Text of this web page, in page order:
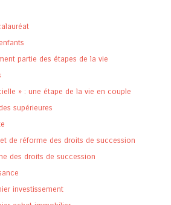
partie des étapes de la vie
» : une étape de la vie en couple
supérieures
de réforme des droits de succession
des droits de succession
investissement